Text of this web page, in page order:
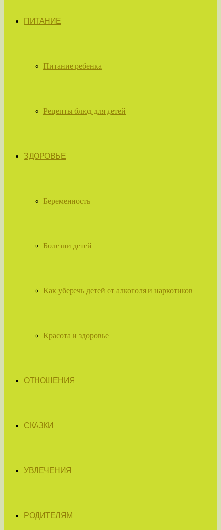
ПИТАНИЕ
Питание ребенка
Рецепты блюд для детей
ЗДОРОВЬЕ
Беременность
Болезни детей
Как уберечь детей от алкоголя и наркотиков
Красота и здоровье
ОТНОШЕНИЯ
СКАЗКИ
УВЛЕЧЕНИЯ
РОДИТЕЛЯМ